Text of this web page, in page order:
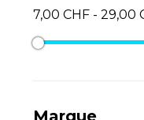
7,00 CHF - 29,00
Marque